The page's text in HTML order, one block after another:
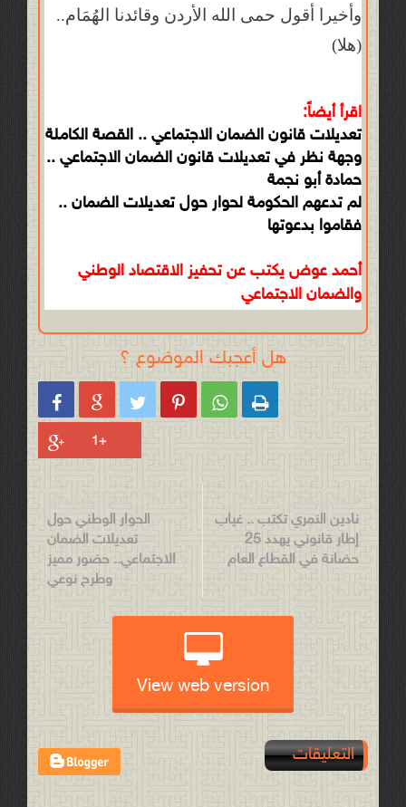
وأخيرا أقول حمى الله الأردن وقائدنا الهُمَام..
(هلا)
اقرأ أيضاً:
تعديلات قانون الضمان الاجتماعي .. القصة الكاملة
وجهة نظر في تعديلات قانون الضمان الاجتماعي ..
حمادة أبو نجمة
لم تدعهم الحكومة لحوار حول تعديلات الضمان ..
فقاموا بدعوتها
أحمد عوض يكتب عن تحفيز الاقتصاد الوطني
والضمان الاجتماعي
هل أعجبك الموضوع ؟
     
نادين النمري تكتب .. غياب
إطار قانوني يهدد 25
حضانة في القطاع العام
الحوار الوطني حول
تعديلات الضمان
الاجتماعي.. حضور مميز
وطرح نوعي
View web version
التعليقات